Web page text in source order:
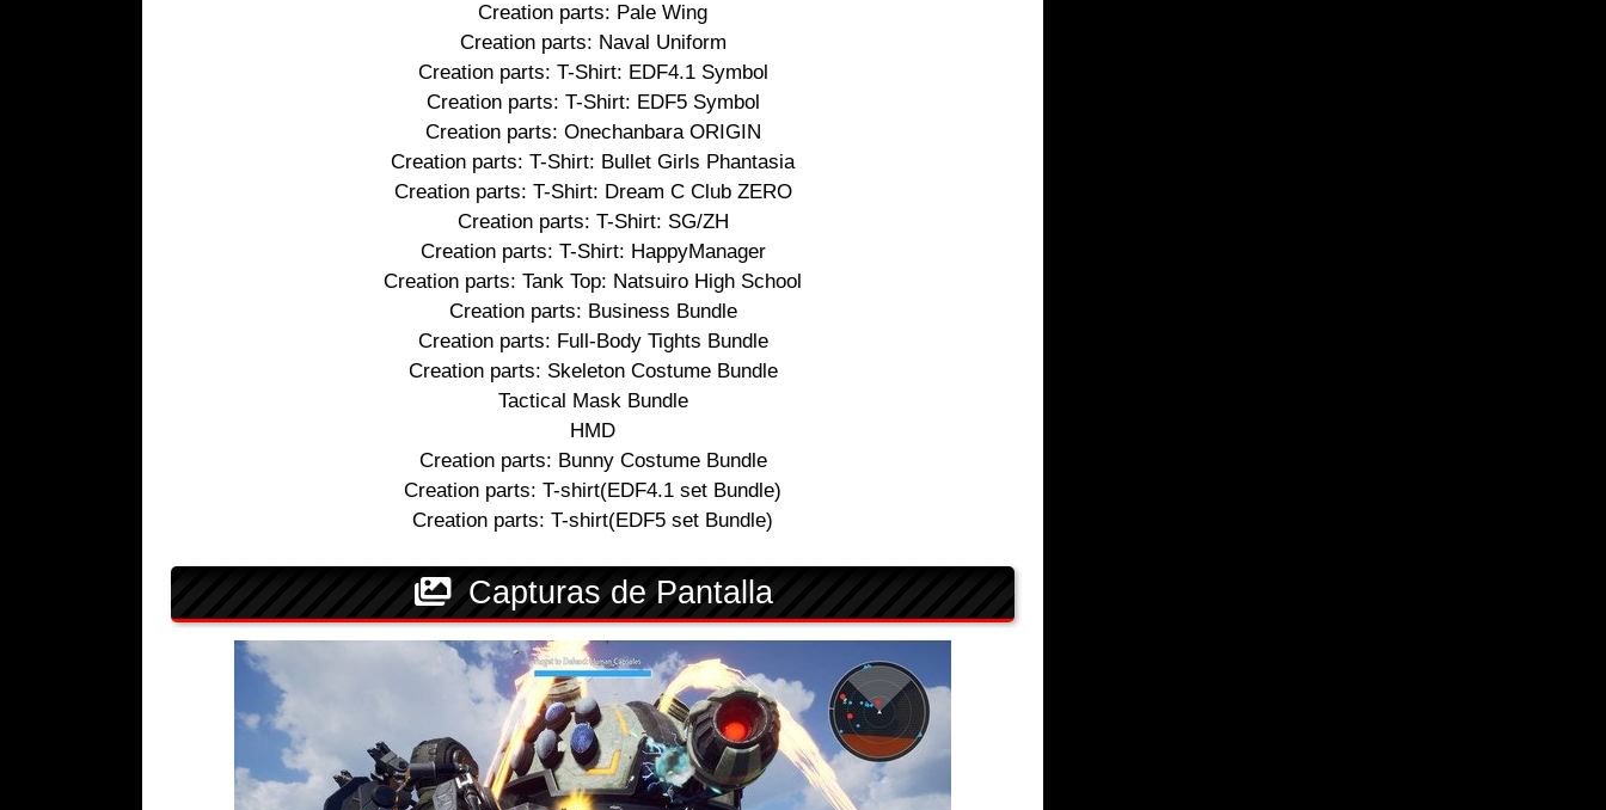
Creation parts: Pale Wing
Creation parts: Naval Uniform
Creation parts: T-Shirt: EDF4.1 Symbol
Creation parts: T-Shirt: EDF5 Symbol
Creation parts: Onechanbara ORIGIN
Creation parts: T-Shirt: Bullet Girls Phantasia
Creation parts: T-Shirt: Dream C Club ZERO
Creation parts: T-Shirt: SG/ZH
Creation parts: T-Shirt: HappyManager
Creation parts: Tank Top: Natsuiro High School
Creation parts: Business Bundle
Creation parts: Full-Body Tights Bundle
Creation parts: Skeleton Costume Bundle
Tactical Mask Bundle
HMD
Creation parts: Bunny Costume Bundle
Creation parts: T-shirt(EDF4.1 set Bundle)
Creation parts: T-shirt(EDF5 set Bundle)
Capturas de Pantalla